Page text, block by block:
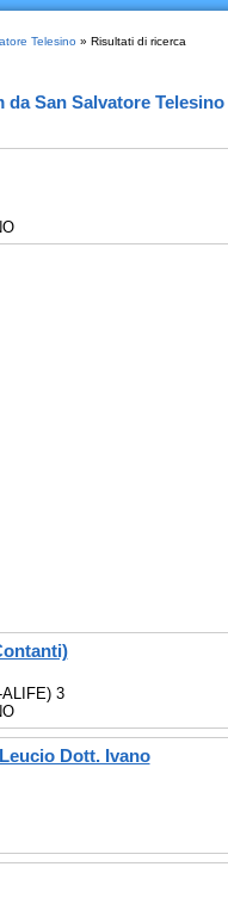
Telesino» Risultati di ricerca
daSan Salvatore Telesino
3
Dott. Ivano